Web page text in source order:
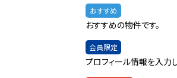
おすすめ
おすすめの物件です。
会員限定
プロフィール情報を入力